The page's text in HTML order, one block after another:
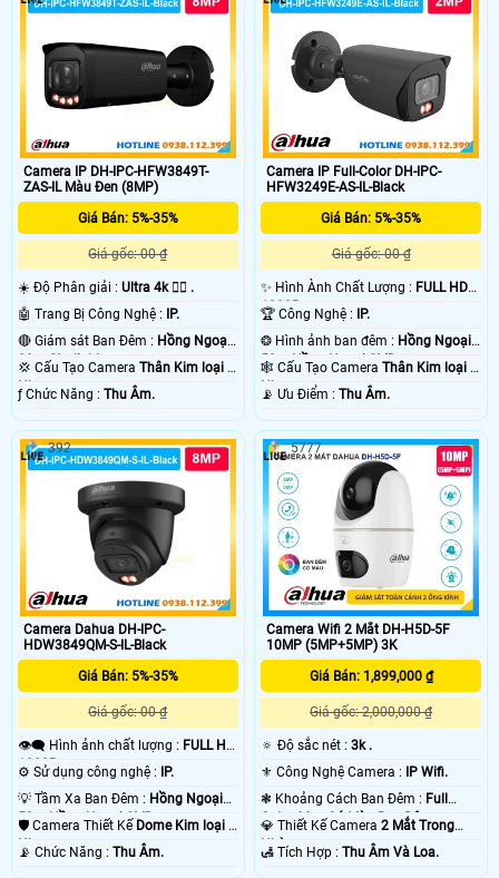
Camera IP DH-IPC-HFW3849T-
ZAS-IL Màu Đen (8MP)
Giá Bán: 5%-35%
Giá gốc: 00 ₫
☀️ Độ Phân giải : Ultra 4k 👍🏾 .
🤖️ Trang Bị Công Nghệ :
IP.
🔴 Giám sát Ban Đêm : Hồng Ngoại
30m Starlight.
💢 Cấu Tạo Camera Thân Kim loại +
Nhựa.
️ƒ Chức Năng : Thu Âm.
Camera IP Full-Color DH-IPC-
HFW3249E-AS-IL-Black
Giá Bán: 5%-35%
Giá gốc: 00 ₫
✨ Hình Ành Chất Lượng : FULL HD
1080P .
🏆 Công Nghệ :
IP.
❂ Hình ảnh ban đêm : Hồng Ngoại
50m Hồng Ngoại SMD.
🕸️ Cấu Tạo CameraThân Kim loại +
Nhựa.
️📡 Ưu Điểm :Thu Âm.
Camera Dahua DH-IPC-
HDW3849QM-S-IL-Black
Giá Bán: 5%-35%
Giá gốc: 00 ₫
👁️‍🗨 Hình ảnh chất lượng : FULL HD
1080P .
⚙ Sử dụng công nghệ : IP.
💡 Tầm Xa Ban Đêm : Hồng Ngoại
50m Hồng Ngoại SMD.
🛡 Camera Thiết Kế Dome Kim loại +
Nhựa.
️📡 Chức Năng : Thu Âm.
392
Camera Wifi 2 Mắt DH-H5D-5F
10MP (5MP+5MP) 3K
Giá Bán: 1,899,000 ₫
Giá gốc: 2,000,000 ₫
🔅 Độ sắc nét :3k .
⚜️ Công Nghệ Camera : IP Wifi.
❃ Khoảng Cách Ban Đêm : Full
Color 30m Có Màu Ban Ðêm.
💎 Thiết Kế Camera2 Mắt Trong
Nhà.
️🛃 Tích Hợp :Thu Âm Và Loa.
5777